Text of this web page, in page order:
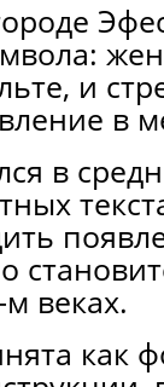
и
в
в
веках.
как